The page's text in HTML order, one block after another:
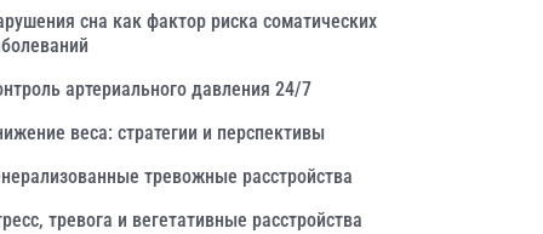
сна как фактор риска соматических
артериального давления 24/7
веса: стратегии и перспективы
тревожные расстройства
тревога и вегетативные расстройства